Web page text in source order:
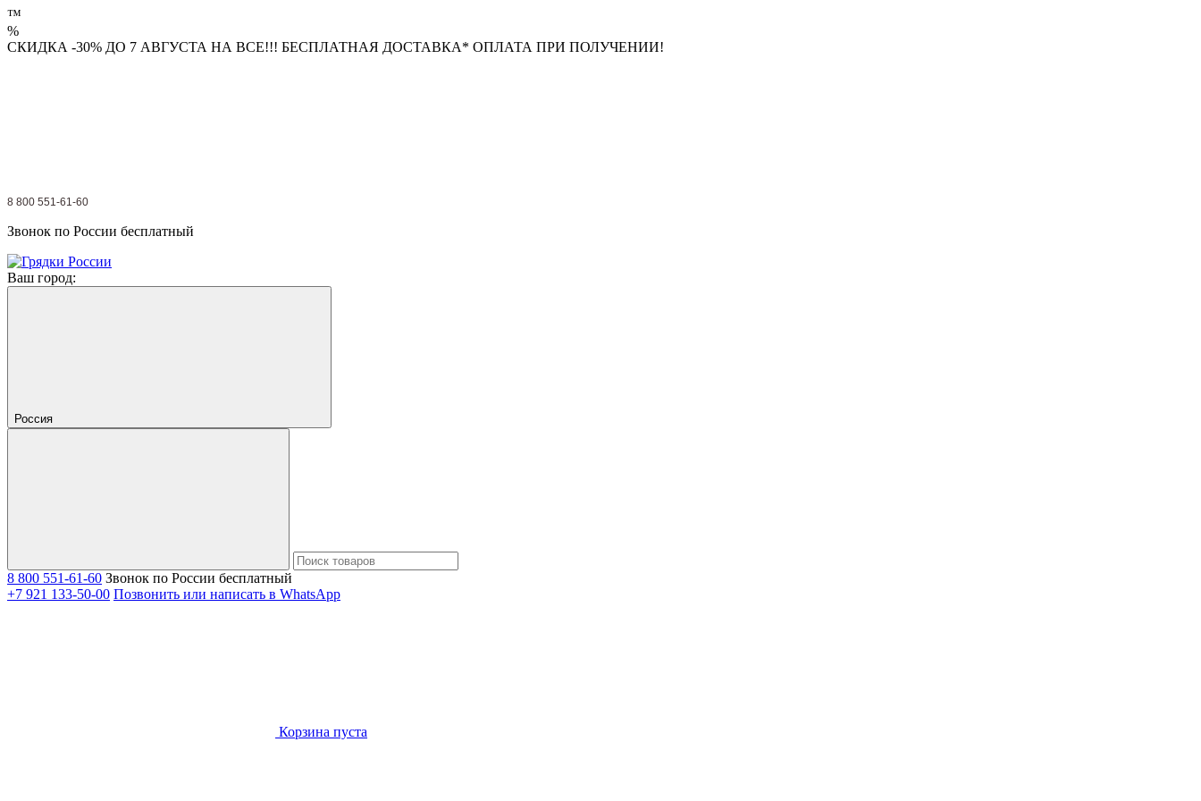
™
%
СКИДКА -30% ДО 7 АВГУСТА НА ВСЕ!!! БЕСПЛАТНАЯ ДОСТАВКА* ОПЛАТА ПРИ ПОЛУЧЕНИИ!
8 800 551-61-60
Звонок по России бесплатный
Ваш город:
Россия
8 800 551-61-60 Звонок по России бесплатный
+7 921 133-50-00 Позвонить или написать в WhatsApp
Корзина пуста